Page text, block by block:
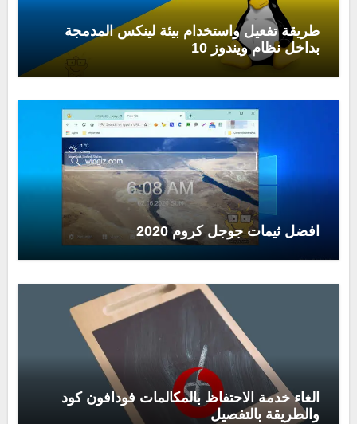
طريقة تفعيل واستخدام بيئة لينكس المدمجة
بداخل نظام ويندوز 10
افضل ثيمات جوجل كروم 2020
الغاء خدمة الاحتفاظ بالمكالمات فودافون كود
والطريقة بالتفصيل